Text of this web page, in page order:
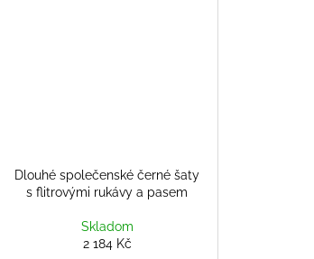
Dlouhé společenské černé šaty
s flitrovými rukávy a pasem
Skladom
2 184 Kč